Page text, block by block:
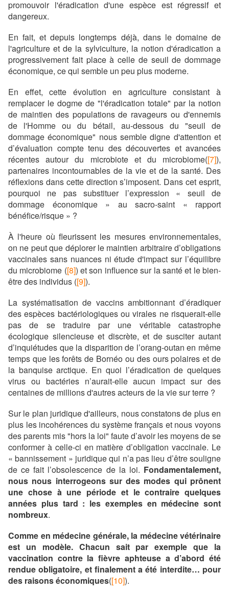
promouvoir l'éradication d'une espèce est régressif et
dangereux.
En fait, et depuis longtemps déjà, dans le domaine de
l'agriculture et de la sylviculture, la notion d'éradication a
progressivement fait place à celle de seuil de dommage
économique, ce qui semble un peu plus moderne.
En effet, cette évolution en agriculture consistant à
remplacer le dogme de "l'éradication totale" par la notion
de maintien des populations de ravageurs ou d'ennemis
de l'Homme ou du bétail, au-dessous du "seuil de
dommage économique" nous semble digne d'attention et
d’évaluation compte tenu des découvertes et avancées
récentes autour du microbiote et du microbiome([7]),
partenaires incontournables de la vie et de la santé. Des
réflexions dans cette direction s’imposent. Dans cet esprit,
pourquoi ne pas substituer l’expression « seuil de
dommage économique » au sacro-saint « rapport
bénéfice/risque » ?
À l'heure où fleurissent les mesures environnementales,
on ne peut que déplorer le maintien arbitraire d’obligations
vaccinales sans nuances ni étude d'impact sur l’équilibre
du microbiome ([8]) et son influence sur la santé et le bien-
être des individus ([9]).
La systématisation de vaccins ambitionnant d’éradiquer
des espèces bactériologiques ou virales ne risquerait-elle
pas de se traduire par une véritable catastrophe
écologique silencieuse et discrète, et de susciter autant
d’inquiétudes que la disparition de l’orang-outan en même
temps que les forêts de Bornéo ou des ours polaires et de
la banquise arctique. En quoi l’éradication de quelques
virus ou bactéries n’aurait-elle aucun impact sur des
centaines de millions d'autres acteurs de la vie sur terre ?
Sur le plan juridique d'ailleurs, nous constatons de plus en
plus les incohérences du système français et nous voyons
des parents mis "hors la loi" faute d’avoir les moyens de se
conformer à celle-ci en matière d’obligation vaccinale. Le
« bannissement » juridique qui n’a pas lieu d’être souligne
de ce fait l’obsolescence de la loi. Fondamentalement,
nous nous interrogeons sur des modes qui prônent
une chose à une période et le contraire quelques
années plus tard : les exemples en médecine sont
nombreux.
Comme en médecine générale, la médecine vétérinaire
est un modèle. Chacun sait par exemple que la
vaccination contre la fièvre aphteuse a d’abord été
rendue obligatoire, et finalement a été interdite… pour
des raisons économiques([10]).